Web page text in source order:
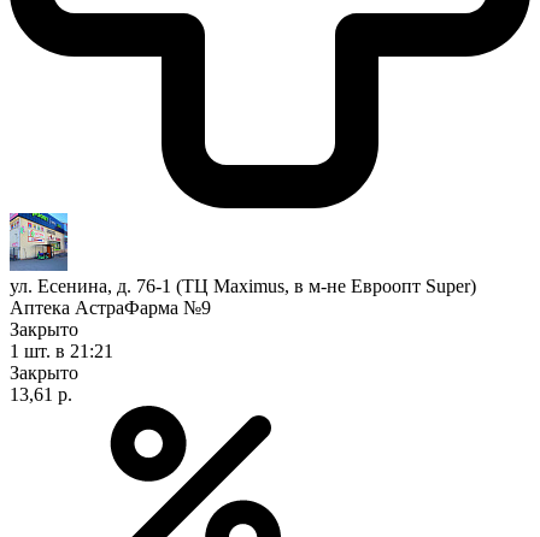
ул. Есенина, д. 76-1 (ТЦ Maximus, в м-не Евроопт Super)
Аптека АстраФарма №9
Закрыто
1 шт. в 21:21
Закрыто
13,61 р.